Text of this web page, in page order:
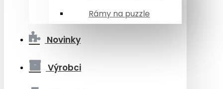
Rámy na puzzle
Novinky
Výrobci